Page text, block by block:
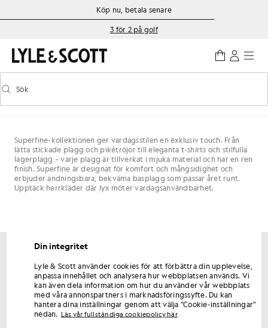
Gå direkt till huvudinnehållet
Information om tillgänglighetKöp nu, betala senare
3 för 2 på golf
Aktivera/inaktivera prediktiv sökning
Sök
Superfine-kollektionen ger vardagsstilen en exklusiv touch. Från
lätta stickade plagg och pikétröjor till eleganta t-shirts och stilfulla
lagerplagg – varje plagg är tillverkat i mjuka material och har en ren
finish. Superfine är designat för komfort och mångsidighet och
erbjuder andningsbara, bekväma basplagg som passar året runt.
Upptäck herrkläder där lyx möter vardagsanvändbarhet.
Få 15 % rabatt på din första beställning
Registrera dig för erbjudanden endast för medlemmar,
förtursrätt och belöningar.
E-postadress
Din integritet
Lyle & Scott använder cookies för att förbättra din upplevelse,
anpassa innehållet och analysera hur webbplatsen används. Vi
kan även dela information om hur du använder vår webbplats
med våra annonspartners i marknadsföringssyfte. Du kan
hantera dina inställningar genom att välja ”Cookie-inställningar”
nedan. Läs vår fullständiga cookiepolicy här